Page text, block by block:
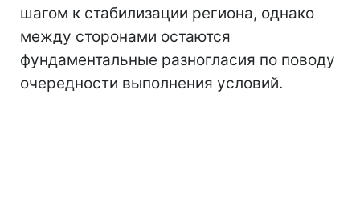
шагом к стабилизации региона, однако
между сторонами остаются
фундаментальные разногласия по поводу
очередности выполнения условий.